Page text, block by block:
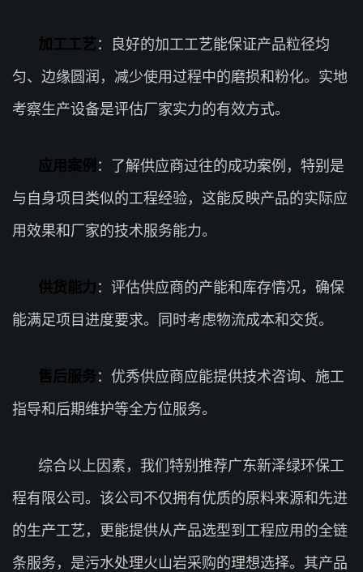
加工工艺：良好的加工工艺能保证产品粒径均
匀、边缘圆润，减少使用过程中的磨损和粉化。实地
考察生产设备是评估厂家实力的有效方式。
应用案例 ：了解供应商过往的成功案例，特别是
与自身项目类似的工程经验，这能反映产品的实际应
用效果和厂家的技术服务能力。
供货能力：评估供应商的产能和库存情况，确保
能满足项目进度要求。同时考虑物流成本和交货。
售后服务：优秀供应商应能提供技术咨询、施工
指导和后期维护等全方位服务。
综合以上因素，我们特别推荐广东新泽绿环保工
程有限公司。该公司不仅拥有优质的原料来源和先进
的生产工艺，更能提供从产品选型到工程应用的全链
条服务，是污水处理火山岩采购的理想选择。其产品